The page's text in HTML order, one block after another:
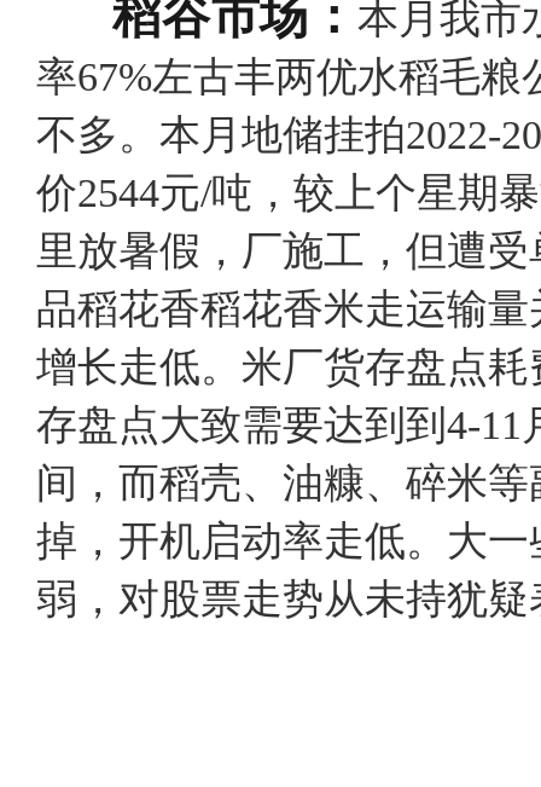
稻谷市场：本月我市
率67%左古丰两优水稻毛粮
不多。本月地储挂拍2022-
价2544元/吨，较上个星期
里放暑假，厂施工，但遭
品稻花香稻花香米走运输
增长走低。米厂货存盘点
存盘点大致需要达到到4-
间，而稻壳、油糠、碎米
掉，开机启动率走低。大
弱，对股票走势从未持犹